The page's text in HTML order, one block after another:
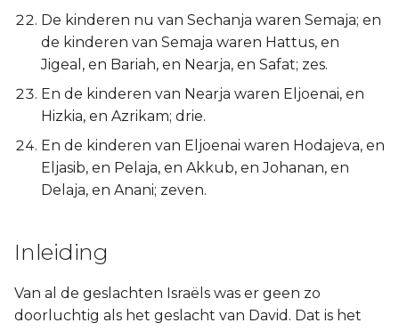
De kinderen nu van Sechanja waren Semaja; en
de kinderen van Semaja waren Hattus, en
Jigeal, en Bariah, en Nearja, en Safat; zes.
En de kinderen van Nearja waren Eljoenai, en
Hizkia, en Azrikam; drie.
En de kinderen van Eljoenai waren Hodajeva, en
Eljasib, en Pelaja, en Akkub, en Johanan, en
Delaja, en Anani; zeven.
Inleiding
Van al de geslachten Israëls was er geen zo
doorluchtig als het geslacht van David. Dat is het